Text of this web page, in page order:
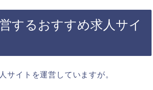
するおすすめ求人サイ
サイトを運営していますが。